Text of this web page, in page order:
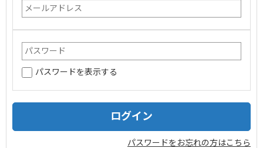
個人のお客様
法人のお客様
企業情報
採用情報
パスワードを表示する
パスワードをお忘れの方はこちら